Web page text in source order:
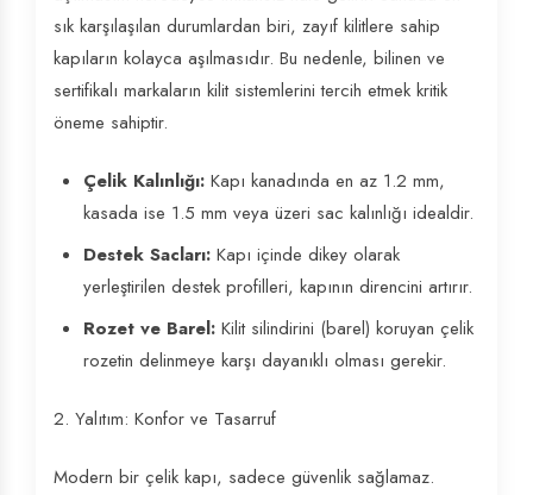
sık karşılaşılan durumlardan biri, zayıf kilitlere sahip
kapıların kolayca aşılmasıdır. Bu nedenle, bilinen ve
sertifikalı markaların kilit sistemlerini tercih etmek kritik
öneme sahiptir.
Çelik Kalınlığı: Kapı kanadında en az 1.2 mm,
kasada ise 1.5 mm veya üzeri sac kalınlığı idealdir.
Destek Sacları: Kapı içinde dikey olarak
yerleştirilen destek profilleri, kapının direncini artırır.
Rozet ve Barel: Kilit silindirini (barel) koruyan çelik
rozetin delinmeye karşı dayanıklı olması gerekir.
2. Yalıtım: Konfor ve Tasarruf
Modern bir çelik kapı, sadece güvenlik sağlamaz.